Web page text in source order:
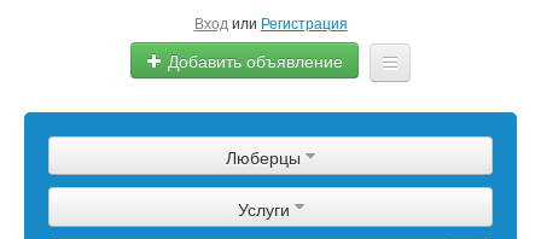
Вход или Регистрация
Добавить объявление
Сырье
Изделия
Люберцы
Услуги